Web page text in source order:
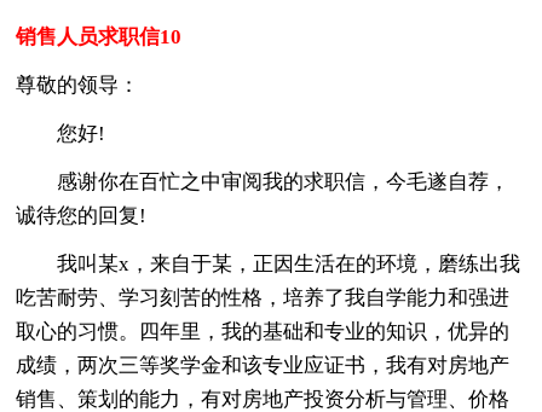
销售人员求职信10
尊敬的领导：
您好!
感谢你在百忙之中审阅我的求职信，今毛遂自荐，
诚待您的回复!
我叫某x，来自于某，正因生活在的环境，磨练出我
吃苦耐劳、学习刻苦的性格，培养了我自学能力和强进
取心的习惯。四年里，我的基础和专业的知识，优异的
成绩，两次三等奖学金和该专业应证书，我有对房地产
销售、策划的能力，有对房地产投资分析与管理、价格